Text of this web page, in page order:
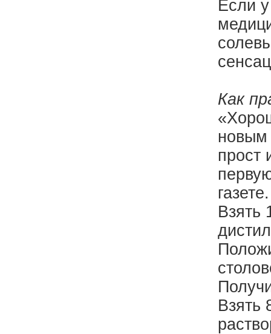
Если
Как
новым
прост
Взять
Взять